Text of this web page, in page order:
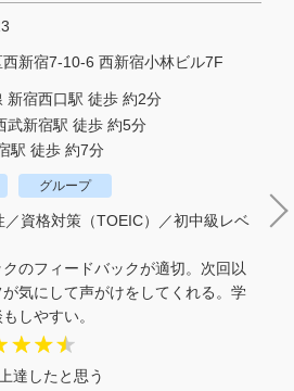
新宿7-10-6 西新宿小林ビル7F
新宿西口駅 徒歩 約2分
武新宿駅 徒歩 約5分
駅 徒歩 約7分
グループ
／資格対策（TOEIC）／初中級レベ
のフィードバックが適切。次回以
が気にして声がけをしてくれる。学
しやすい。
達したと思う